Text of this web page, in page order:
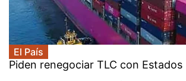
El País
Piden renegociar TLC con Estados